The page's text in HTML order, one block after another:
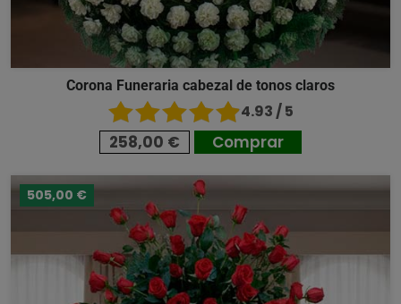
Corona Funeraria cabezal de tonos claros
4.93 / 5
258,00 € Comprar
505,00 €